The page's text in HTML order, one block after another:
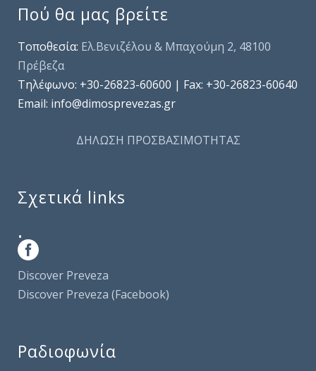
Πού θα μας βρείτε
Τοποθεσία: Ελ.Βενιζέλου & Μπαχούμη 2, 48100
Πρέβεζα
Τηλέφωνo: +30-26823-60600 | Fax: +30-26823-60640
Email: info@dimosprevezas.gr
ΔΗΛΩΣΗ ΠΡΟΣΒΑΣΙΜΟΤΗΤΑΣ
Σχετικά links
.
Discover Preveza
Discover Preveza (Facebook)
Ραδιοφωνία